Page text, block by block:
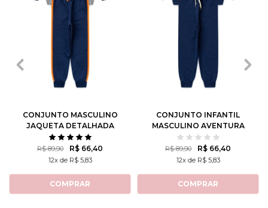
3 4
CONJUNTO MASCULINO
JAQUETA DETALHADA
R$ 89,90 R$ 66,40
12x de R$ 5,83
COMPRAR
3 4
CONJUNTO INFANTIL
MASCULINO AVENTURA
NO LAGO
R$ 89,90 R$ 66,40
12x de R$ 5,83
COMPRAR